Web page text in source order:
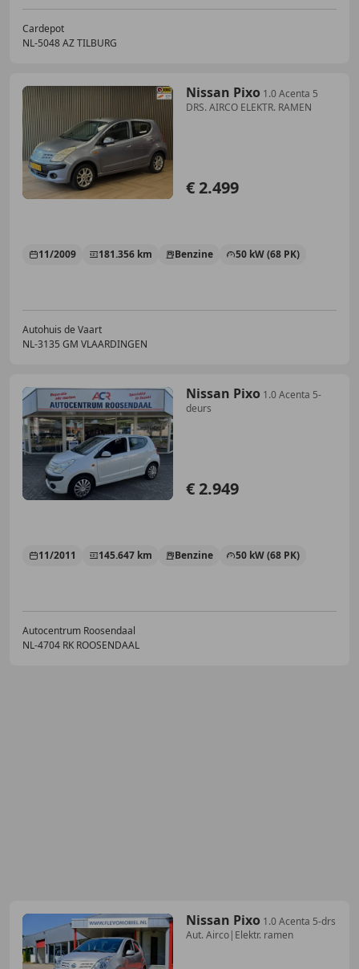
Cardepot
NL-5048 AZ TILBURG
Nissan Pixo 1.0 Acenta 5
DRS. AIRCO ELEKTR. RAMEN
€ 2.499
11/2009 181.356 km Benzine 50 kW (68 PK)
Autohuis de Vaart
NL-3135 GM VLAARDINGEN
Nissan Pixo 1.0 Acenta 5-
deurs
€ 2.949
11/2011 145.647 km Benzine 50 kW (68 PK)
Autocentrum Roosendaal
NL-4704 RK ROOSENDAAL
Nissan Pixo 1.0 Acenta 5-drs
Aut. Airco|Elektr. ramen